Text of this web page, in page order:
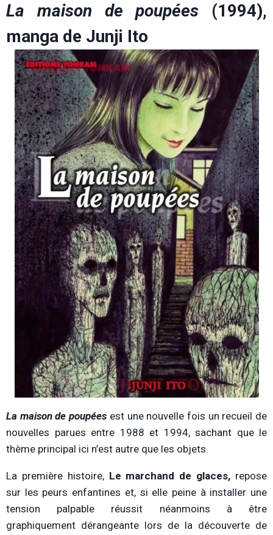
La maison de poupées (1994),
manga de Junji Ito
La maison de poupées est une nouvelle fois un recueil de
nouvelles parues entre 1988 et 1994, sachant que le
thème principal ici n’est autre que les objets.
La première histoire,Le marchand de glaces, repose
sur les peurs enfantines et, si elle peine à installer une
tension palpable réussit néanmoins à être
graphiquement dérangeante lors de la découverte de